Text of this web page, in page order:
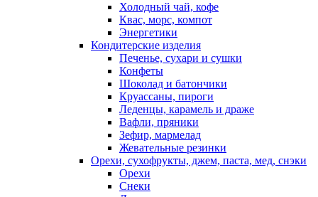
Холодный чай, кофе
Квас, морс, компот
Энергетики
Кондитерские изделия
Печенье, сухари и сушки
Конфеты
Шоколад и батончики
Круассаны, пироги
Леденцы, карамель и драже
Вафли, пряники
Зефир, мармелад
Жевательные резинки
Орехи, сухофрукты, джем, паста, мед, снэки
Орехи
Снеки